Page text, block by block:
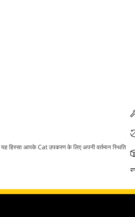
हिस्सा आपके Cat उपकरण के लिए अपनी वर्तमान स्थिति